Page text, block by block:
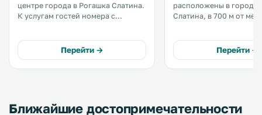
центре города в Рогашка Слатина.
К услугам гостей номера с
видом на сад и город оснащены
телевизором и письменным
столом. .
Перейти →
расположены в городе
Слатина, в 700 м от
услугам гостей
частная парковка на
комплекса с
Перейти →
Ближайшие достопримечательности